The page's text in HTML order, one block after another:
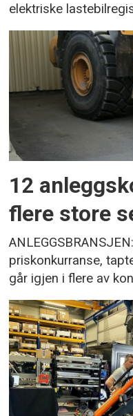
elektriske
12
flere store
priskonkurranse,
går igjen i flere av